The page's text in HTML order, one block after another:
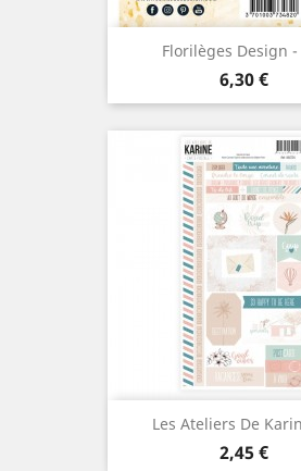
Florilèges Design -
Prix
6,30 €
Les Ateliers De
Prix
2,45 €